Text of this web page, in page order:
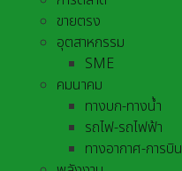
ขายตรง
อุตสาหกรรม
SME
คมนาคม
ทางบก-ทางน้ำ
รถไฟ-รถไฟฟ้า
ทางอากาศ-การบิน